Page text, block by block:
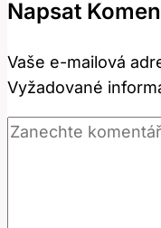
Napsat
Vaše e-mailová
Vyžadované